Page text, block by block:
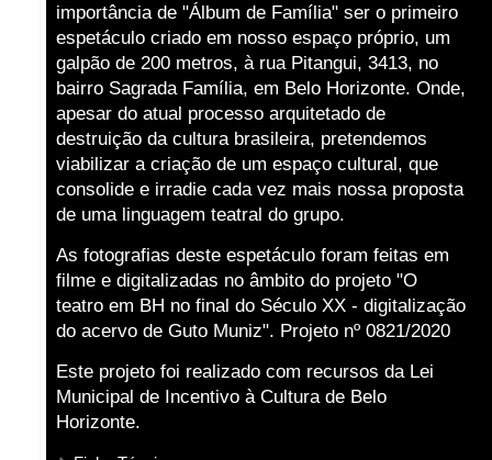
importância de "Álbum de Família" ser o primeiro
espetáculo criado em nosso espaço próprio, um
galpão de 200 metros, à rua Pitangui, 3413, no
bairro Sagrada Família, em Belo Horizonte. Onde,
apesar do atual processo arquitetado de
destruição da cultura brasileira, pretendemos
viabilizar a criação de um espaço cultural, que
consolide e irradie cada vez mais nossa proposta
de uma linguagem teatral do grupo.
As fotografias deste espetáculo foram feitas em
filme e digitalizadas no âmbito do projeto "O
teatro em BH no final do Século XX - digitalização
do acervo de Guto Muniz". Projeto nº 0821/2020
Este projeto foi realizado com recursos da Lei
Municipal de Incentivo à Cultura de Belo
Horizonte.